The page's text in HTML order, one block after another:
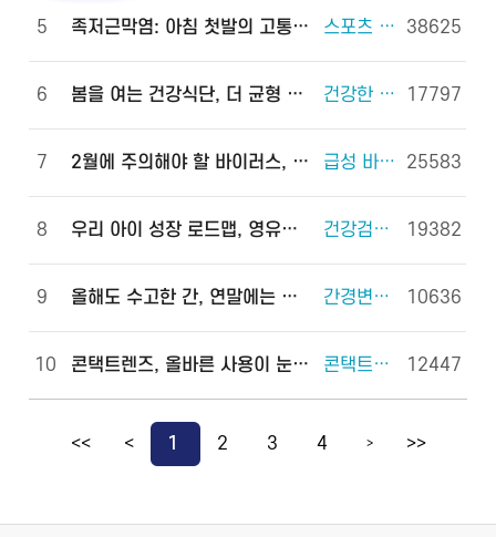
5 족저근막염: 아침 첫발의 고통, 원인과 대처법 스포츠 손상과 안전(족관절(발목 관절) 손상) 외 2건 38625
6 봄을 여는 건강식단, 더 균형 있게! 건강한 체중조절을 위한 식사 외 6건 17797
7 2월에 주의해야 할 바이러스, 이렇게 예방하세요! 급성 바이러스 위장관염 외 2건 25583
8 우리 아이 성장 로드맵, 영유아 건강검진으로 완성하세요! 건강검진(국가건강검진) 외 2건 19382
9 올해도 수고한 간, 연말에는 쉬게 해 주세요! 간경변증 외 3건 10636
10 콘택트렌즈, 올바른 사용이 눈 건강을 지킵니다! 콘택트렌즈 외 2건 12447
<< < 1 2 3 4 > >>